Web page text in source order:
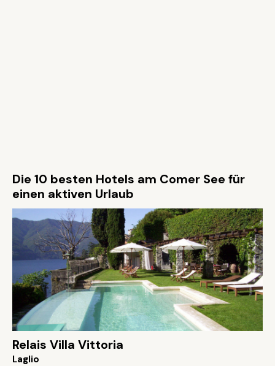
Die 10 besten Hotels am Comer See für
einen aktiven Urlaub
Relais Villa Vittoria
Laglio